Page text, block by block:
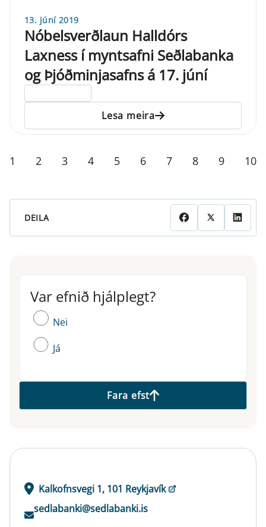
13. júní 2019
Nóbelsverðlaun Halldórs
Laxness í myntsafni Seðlabanka
og Þjóðminjasafns á 17. júní
Lesa meira
1 2 3 4 5 6 7 8 9 10
DEILA
Var efnið hjálplegt?
Var efnið hjálplegt?
Nei
Já
Fara efst
Kalkofnsvegi 1, 101 Reykjavík
sedlabanki@sedlabanki.is